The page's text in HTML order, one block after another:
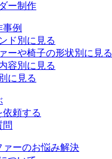
ー制作
例
ド別に見る
ーや椅子の形状別に見る
容別に見る
に見る
依頼する
問
ァーのお悩み解決